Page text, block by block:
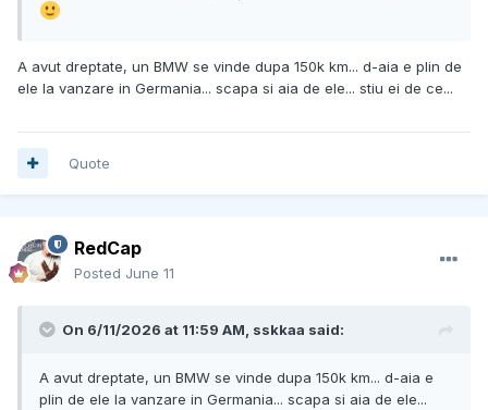
A avut dreptate, un BMW se vinde dupa 150k km... d-aia e plin de
ele la vanzare in Germania... scapa si aia de ele... stiu ei de ce...
Quote
RedCap
Posted June 11
On 6/11/2026 at 11:59 AM, sskkaa said:
A avut dreptate, un BMW se vinde dupa 150k km... d-aia e
plin de ele la vanzare in Germania... scapa si aia de ele...